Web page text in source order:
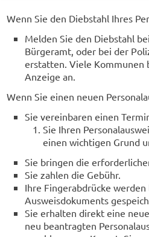
Wenn Sie den Diebstahl Ihres
Melden Sie den Diebstahl
Bürgeramt, oder bei der
erstatten. Viele Kommunen
Anzeige an.
Wenn Sie einen neuen
Sie vereinbaren einen
Sie Ihren
einen wichtigen Grund
Sie bringen die
Sie zahlen die Gebühr.
Ihre Fingerabdrücke
Ausweisdokuments
Sie erhalten direkt eine
neu beantragten